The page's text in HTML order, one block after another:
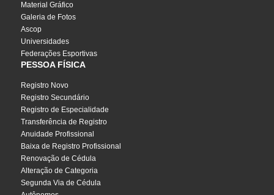
Material Gráfico
Galeria de Fotos
Ascop
Universidades
Federações Esportivas
PESSOA FÍSICA
Registro Novo
Registro Secundário
Registro de Especialidade
Transferência de Registro
Anuidade Profissional
Baixa de Registro Profissional
Renovação de Cédula
Alteração de Categoria
Segunda Via de Cédula